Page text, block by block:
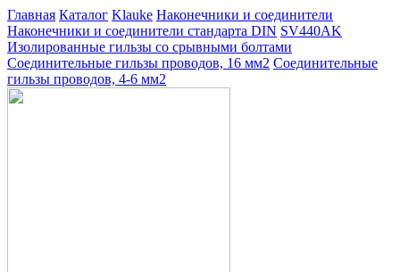
Главная Каталог Klauke Наконечники и соединители
Наконечники и соединители стандарта DIN SV440AK
Изолированные гильзы со срывными болтами
Соединительные гильзы проводов, 16 мм2 Соединительные
гильзы проводов, 4-6 мм2